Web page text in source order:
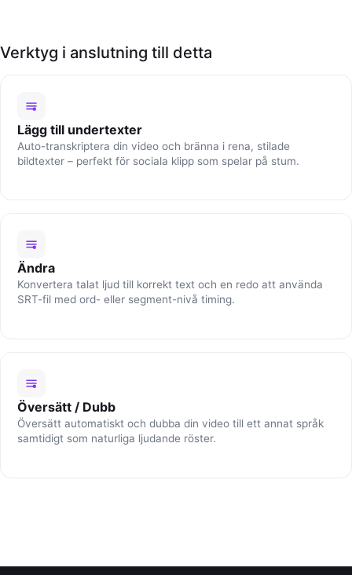
Verktyg i anslutning till detta
Lägg till undertexter
Auto-transkriptera din video och bränna i rena, stilade
bildtexter – perfekt för sociala klipp som spelar på stum.
Ändra
Konvertera talat ljud till korrekt text och en redo att använda
SRT-fil med ord- eller segment-nivå timing.
Översätt / Dubb
Översätt automatiskt och dubba din video till ett annat språk
samtidigt som naturliga ljudande röster.